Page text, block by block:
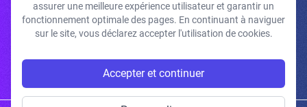
J'accepte de recevoir vos e-mails et confirme avoir pris connaissance de
votre politique de confidentialité et mentions légales.
assurer une meilleure expérience utilisateur et garantir un
fonctionnement optimale des pages. En continuant à naviguer
sur le site, vous déclarez accepter l'utilisation de cookies.
Accepter et continuer